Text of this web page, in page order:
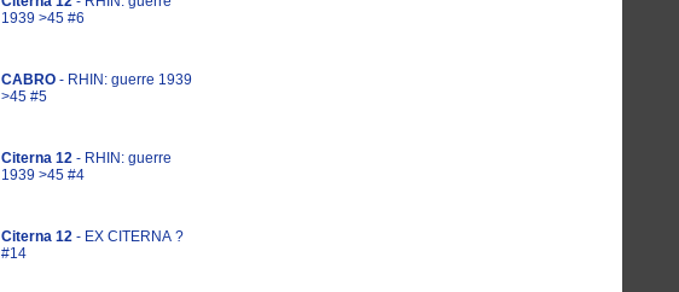
1939 >45 #6
CABRO - RHIN: guerre 1939
>45 #5
Citerna 12 - RHIN: guerre
1939 >45 #4
Citerna 12 - EX CITERNA ?
#14